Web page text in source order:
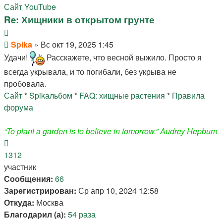
информация
пользователя
СайтYouTube
Re: Хищники в открытом грунте
Сообщение
Spika » Вс окт 19, 2025 1:45
Удачи!
Расскажете, что весной выжило. Просто я
всегда укрывала, и то погибали, без укрыва не
пробовала.
Сайт*Spikальбом * FAQ: хищные растения * Правила
форума
“To plant a garden is to believe in tomorrow.” Audrey Hepburn
к
началу
1312
участник
Сообщения: 66
Зарегистрирован: Ср апр 10, 2024 12:58
Откуда: Москва
Благодарил (а): 54 раза